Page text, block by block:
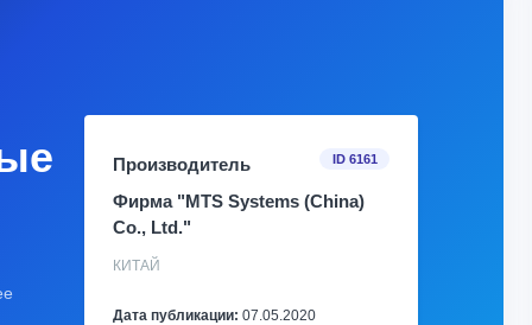
Производитель ID 6161
Фирма "MTS Systems (China)
Co., Ltd."
КИТАЙ
Дата публикации: 07.05.2020